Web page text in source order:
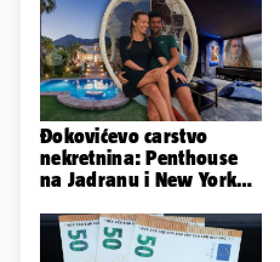
Đokovićevo carstvo
nekretnina: Penthouse
na Jadranu i New Yorku,